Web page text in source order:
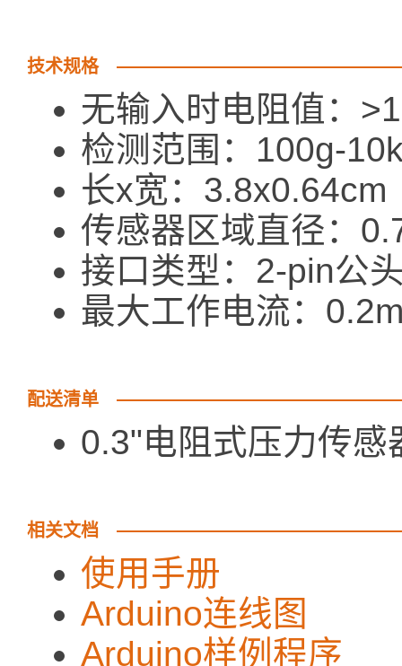
技术规格
无输入时电阻值：
检测范围：100g-
长x宽：3.8x0.64cm
传感器区域直径：
接口类型：2-pin公
最大工作电流：
配送清单
0.3"电阻式压
相关文档
使用手册
Arduino连线图
Arduino样例程序